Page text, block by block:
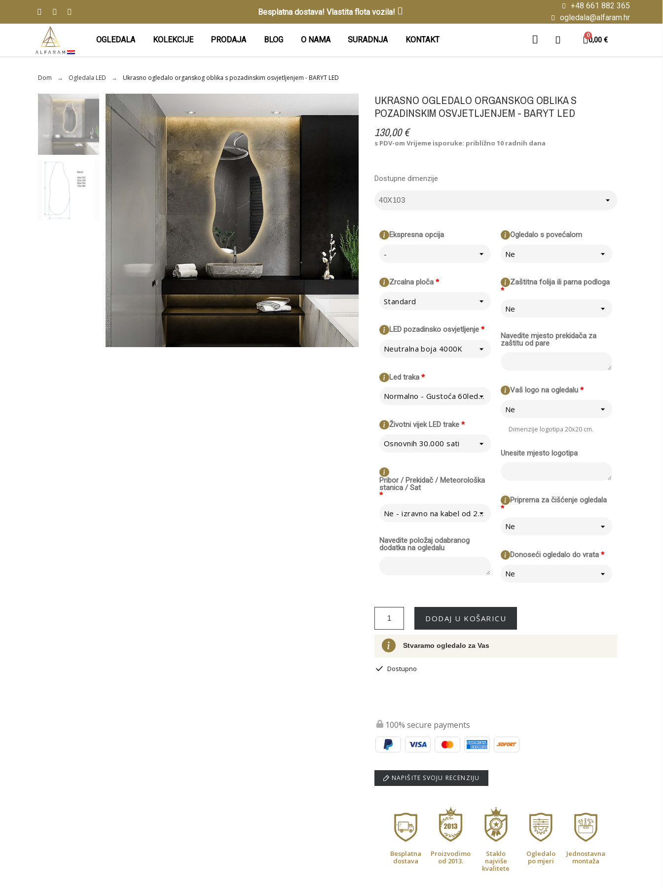
Besplatna dostava! Vlastita flota vozila!
+48 661 882 365
ogledala@alfaram.hr
OGLEDALA KOLEKCIJE PRODAJA BLOG O NAMA SURADNJA KONTAKT 0,00 €
Dom Ogledala LED Ukrasno ogledalo organskog oblika s pozadinskim osvjetljenjem - BARYT LED
UKRASNO OGLEDALO ORGANSKOG OBLIKA S
POZADINSKIM OSVJETLJENJEM - BARYT LED
130,00 €
s PDV-omVrijeme isporuke: približno 10 radnih dana
Ekspresna opcija
-
*
Zrcalna ploča
Standard
*
LED pozadinsko osvjetljenje
Neutralna boja 4000K
*
Led traka
Normalno - Gustoća 60led/m
*
Životni vijek LED trake
Osnovnih 30.000 sati
*
Pribor / Prekidač / Meteorološka
stanica / Sat
Ne - izravno na kabel od 230V
Navedite položaj odabranog
dodatka na ogledalu
Ogledalo s povećalom
Ne
*
Zaštitna folija ili parna podloga
Ne
Navedite mjesto prekidača za
zaštitu od pare
*
Vaš logo na ogledalu
Ne
Dimenzije logotipa 20x20 cm.
Unesite mjesto logotipa
*
Priprema za čišćenje ogledala
Ne
*
Donoseći ogledalo do vrata
Ne
Dostupne dimenzije
DODAJ U KOŠARICU
Stvaramo ogledalo za Vas
Dostupno
100% secure payments
NAPIŠITE SVOJU RECENZIJU
Besplatna
dostava
Proizvodimo
od 2013.
Staklo
najviše
kvalitete
Ogledalo
po mjeri
Jednostavna
montaža